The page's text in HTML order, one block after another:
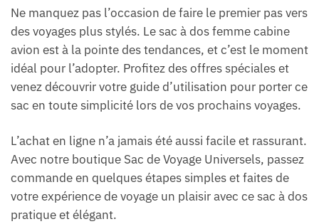
Ne manquez pas l’occasion de faire le premier pas vers
des voyages plus stylés. Le sac à dos femme cabine
avion est à la pointe des tendances, et c’est le moment
idéal pour l’adopter. Profitez des offres spéciales et
venez découvrir votre guide d’utilisation pour porter ce
sac en toute simplicité lors de vos prochains voyages.
L’achat en ligne n’a jamais été aussi facile et rassurant.
Avec notre boutique Sac de Voyage Universels, passez
commande en quelques étapes simples et faites de
votre expérience de voyage un plaisir avec ce sac à dos
pratique et élégant.